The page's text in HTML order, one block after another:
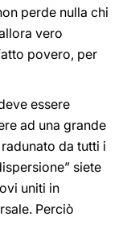
perde nulla chi
vero
povero, per
essere
ad una grande
da tutti i
siete
uniti in
Perciò